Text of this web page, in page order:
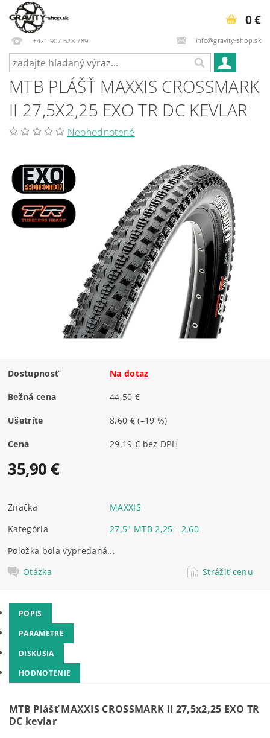
+421 907 628 789 info@gravity-shop.sk
0 €
MTB PLÁŠŤ MAXXIS CROSSMARK
II 27,5X2,25 EXO TR DC KEVLAR
Neohodnotené
Dostupnosť Na dotaz
Bežná cena 44,50 €
Ušetríte 8,60 €(–19 %)
Cena 29,19 € bez DPH
35,90 €
Značka
MAXXIS
Kategória
27,5" MTB 2,25 - 2,60
Položka bola vypredaná...
Otázka
Strážiť cenu
POPIS
PARAMETRE
DISKUSIA
HODNOTENIE
MTB Plášť MAXXIS CROSSMARK II 27,5x2,25 EXO TR
DC kevlar